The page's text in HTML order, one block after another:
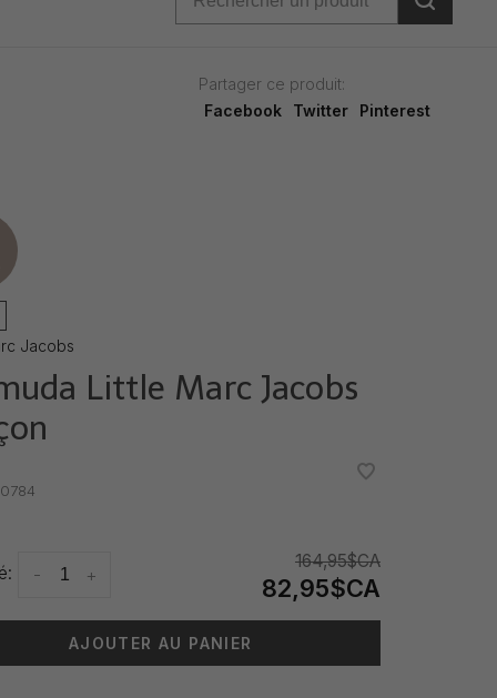
Partager ce produit:
Facebook
Twitter Pinterest
Jacobs
Little Marc Jacobs
+
-
164,95$CA
82,95$CA
AJOUTER AU PANIER